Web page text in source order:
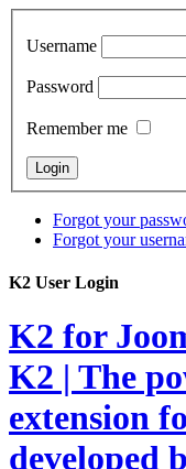
Username
Password
Remember me
Forgot your
Forgot your
K2 User Login
K2 for
K2 | The
extension
developed